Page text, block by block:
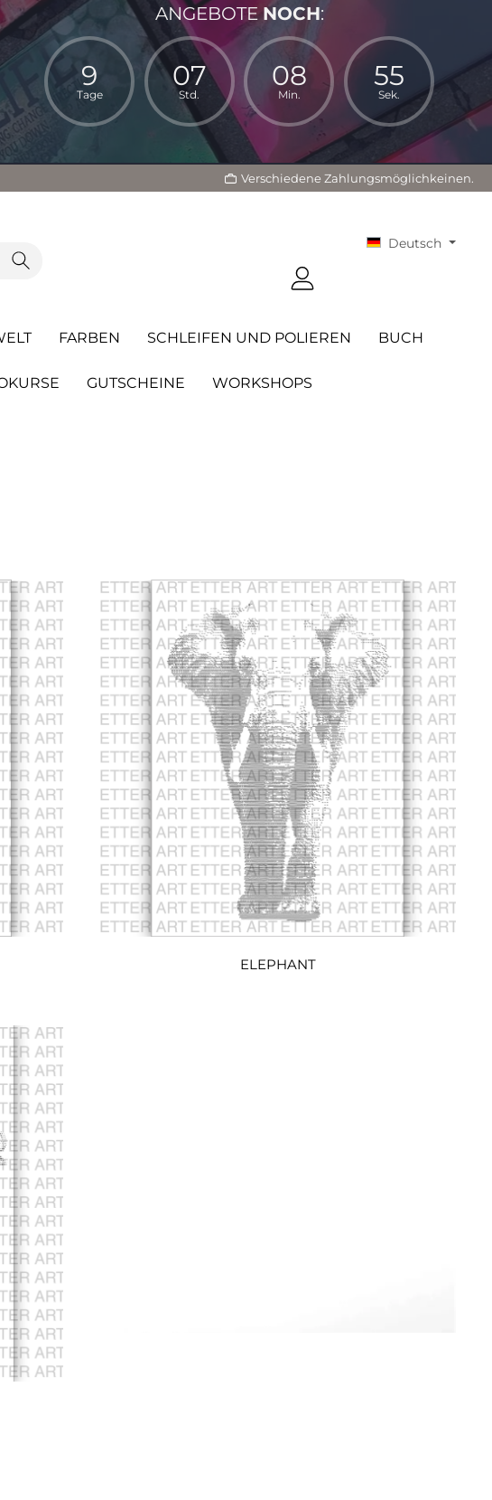
ANGEBOTENOCH:
9
Tage
07
Std.
08
Min.
54
Sek.
Verschiedene Zahlungsmöglichkeinen.
Deutsch
FARBEN SCHLEIFEN UND POLIEREN BUCH
GUTSCHEINE WORKSHOPS
ELEPHANT